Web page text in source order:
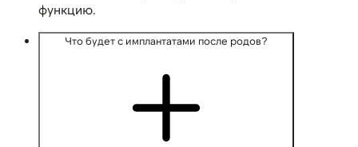
функцию.
Что будет с имплантатами после родов?